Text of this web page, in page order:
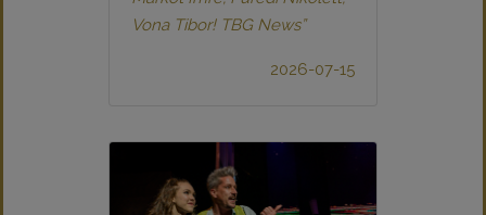
Vona Tibor! TBG News”
2026-07-15